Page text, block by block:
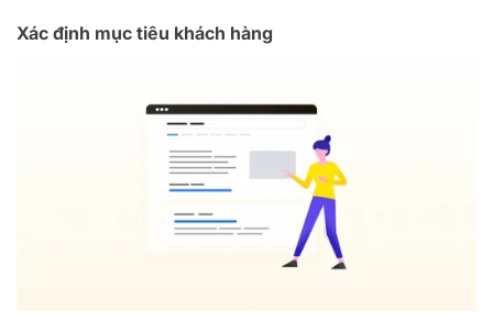
Xác định mục tiêu khách hàng